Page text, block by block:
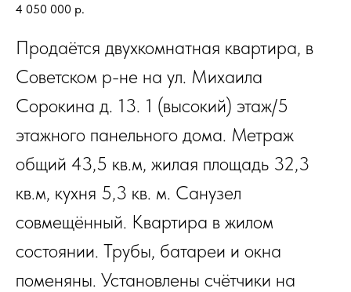
4 050 000 р.
Продаётся двухкомнатная квартира, в
Советском р-не на ул. Михаила
Сорокина д. 13. 1 (высокий) этаж/5
этажного панельного дома. Метраж
общий 43,5 кв.м, жилая площадь 32,3
кв.м, кухня 5,3 кв. м. Санузел
совмещённый. Квартира в жилом
состоянии. Трубы, батареи и окна
поменяны. Установлены счётчики на